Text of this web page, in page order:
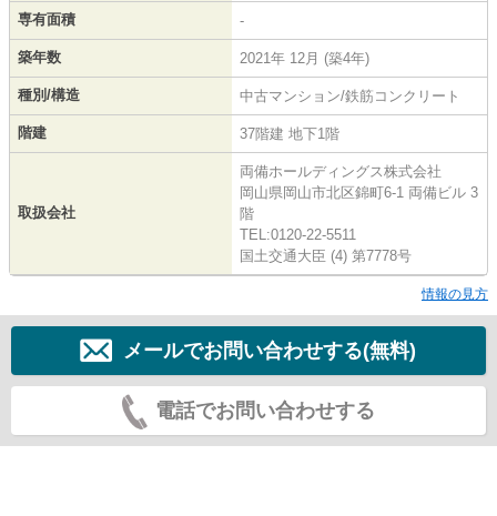
専有面積 -
築年数 2021年 12月 (築4年)
種別/構造 中古マンション/鉄筋コンクリート
階建 37階建 地下1階
取扱会社
両備ホールディングス株式会社
岡山県岡山市北区錦町6-1 両備ビル 3
階
TEL:0120-22-5511
国土交通大臣 (4) 第7778号
情報の見方
メールでお問い合わせする(無料)
電話でお問い合わせする